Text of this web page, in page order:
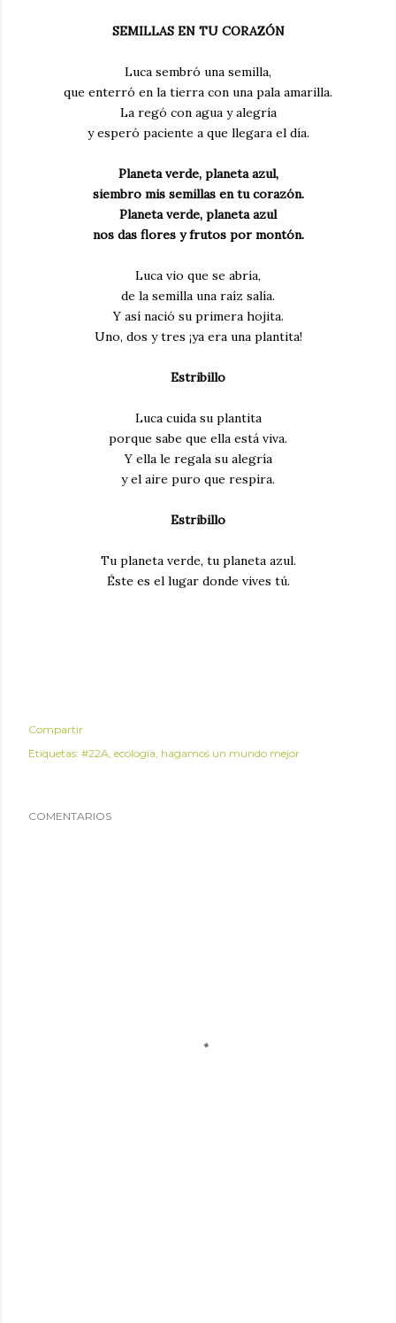
SEMILLAS EN TU CORAZÓN
Luca sembró una semilla,
que enterró en la tierra con una pala amarilla.
La regó con agua y alegría
y esperó paciente a que llegara el día.
Planeta verde, planeta azul,
siembro mis semillas en tu corazón.
Planeta verde, planeta azul
nos das flores y frutos por montón.
Luca vio que se abría,
de la semilla una raíz salía.
Y así nació su primera hojita.
Uno, dos y tres ¡ya era una plantita!
Estribillo
Luca cuida su plantita
porque sabe que ella está viva.
Y ella le regala su alegría
y el aire puro que respira.
Estribillo
Tu planeta verde, tu planeta azul.
Éste es el lugar donde vives tú.
Compartir
Etiquetas: #22A ecología hagamos un mundo mejor
COMENTARIOS